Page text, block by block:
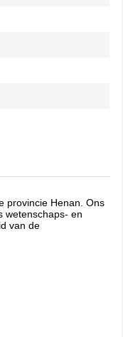
provincie Henan. Ons
wetenschaps- en
van de